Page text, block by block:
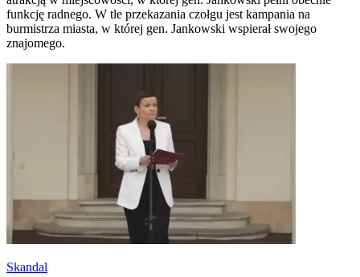
funkcję radnego. W tle przekazania czołgu jest kampania na
burmistrza miasta, w której gen. Jankowski wspierał swojego
znajomego.
Skandal